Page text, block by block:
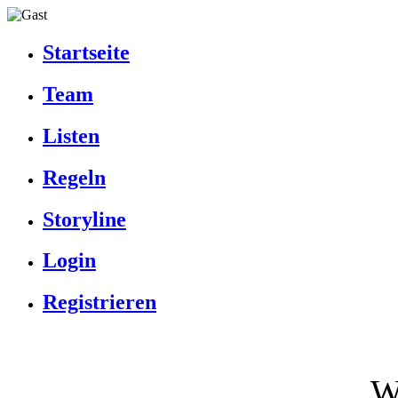
Startseite
Team
Listen
Regeln
Storyline
Login
Registrieren